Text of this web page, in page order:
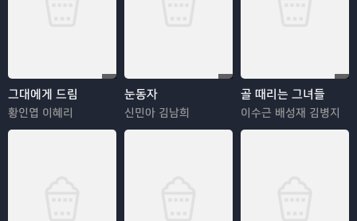
그대에게 드림
황인엽 이혜리
눈동자
신민아 김남희
골 때리는 그녀들
이수근 배성재 김병지